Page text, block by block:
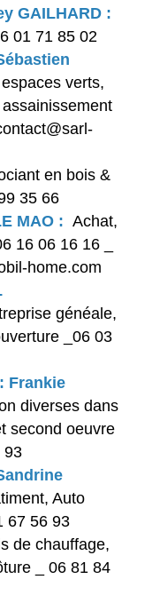
GAILHARD :
01 71 85 02
verts,
en bois &
35 66
MAO : Achat,
16 06 16 16 _
home.com
généale,
_06 03
Frankie
diverses dans
second oeuvre
93
Auto
67 56 93
de chauffage,
_ 06 81 84